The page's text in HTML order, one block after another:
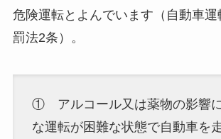
危険運転とよんでいます（自動車
罰法2条）。
① アルコール又は薬物の影響
な運転が困難な状態で自動車を